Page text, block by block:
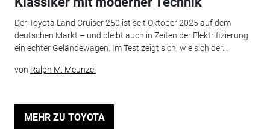
Der Toyota Land Cruiser 250 ist seit Oktober 2025 auf dem
deutschen Markt – und bleibt auch in Zeiten der Elektrifizierung
ein echter Geländewagen. Im Test zeigt sich, wie sich der...
von Ralph M. Meunzel
MEHR ZU TOYOTA